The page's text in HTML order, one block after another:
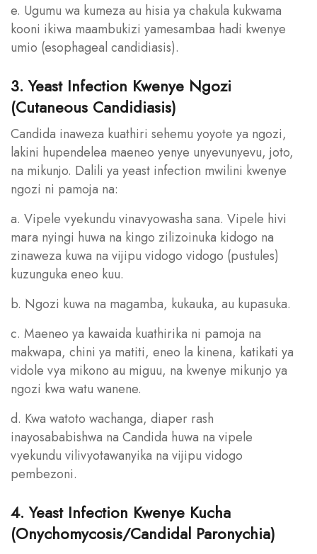
e. Ugumu wa kumeza au hisia ya chakula kukwama
kooni ikiwa maambukizi yamesambaa hadi kwenye
umio (esophageal candidiasis).
3. Yeast Infection Kwenye Ngozi
(Cutaneous Candidiasis)
Candida inaweza kuathiri sehemu yoyote ya ngozi,
lakini hupendelea maeneo yenye unyevunyevu, joto,
na mikunjo. Dalili ya yeast infection mwilini kwenye
ngozi ni pamoja na:
a. Vipele vyekundu vinavyowasha sana. Vipele hivi
mara nyingi huwa na kingo zilizoinuka kidogo na
zinaweza kuwa na vijipu vidogo vidogo (pustules)
kuzunguka eneo kuu.
b. Ngozi kuwa na magamba, kukauka, au kupasuka.
c. Maeneo ya kawaida kuathirika ni pamoja na
makwapa, chini ya matiti, eneo la kinena, katikati ya
vidole vya mikono au miguu, na kwenye mikunjo ya
ngozi kwa watu wanene.
d. Kwa watoto wachanga, diaper rash
inayosababishwa na Candida huwa na vipele
vyekundu vilivyotawanyika na vijipu vidogo
pembezoni.
4. Yeast Infection Kwenye Kucha
(Onychomycosis/Candidal Paronychia)